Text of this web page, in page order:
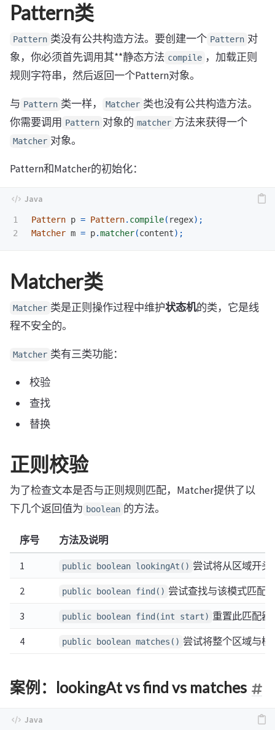
Pattern类
Pattern 类没有公共构造方法。要创建一个 Pattern 对
象，你必须首先调用其**静态方法 compile ，加载正则
规则字符串，然后返回一个Pattern对象。
与 Pattern 类一样， Matcher 类也没有公共构造方法。
你需要调用 Pattern 对象的 matcher 方法来获得一个
Matcher 对象。
Pattern和Matcher的初始化：
1
Pattern p = Pattern. compile( regex);
Matcher m = p.matcher(content);
Matcher类
Matcher 类是正则操作过程中维护状态机的类，它是线
程不安全的。
Matcher 类有三类功能：
校验
查找
替换
正则校验
为了检查文本是否与正则规则匹配，Matcher提供了以
下几个返回值为 boolean 的方法。
序号 方法及说明
1 public boolean lookingAt() 尝试将从区域开
2 public boolean find() 尝试查找与该模式匹配
3 public boolean find(int start) 重置此匹配
4 public boolean matches() 尝试将整个区域与模
案例：lookingAt vs find vs matches